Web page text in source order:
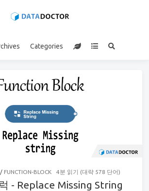
Categories
FUNCTION-BLOCK 4분 읽기 (대략 578 단어)
- Replace Missing String